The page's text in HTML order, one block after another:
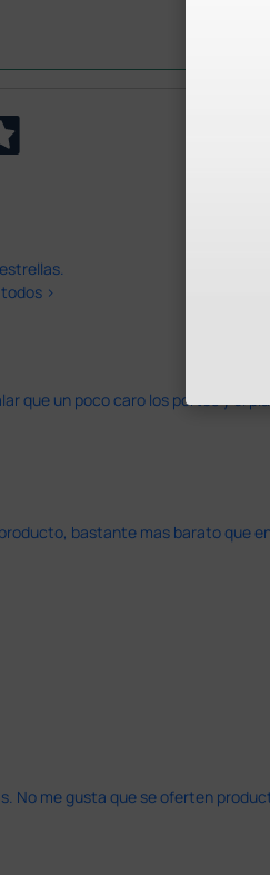
>
que un poco caro los portes y el
bastante mas barato que
No me gusta que se oferten